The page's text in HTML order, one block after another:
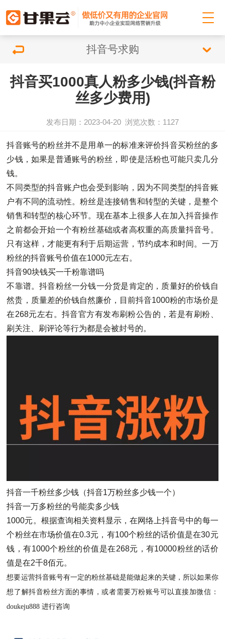
抖音号求购
抖音买1000真人粉多少钱(抖音粉
丝多少费用)
发布日期：2023-04-20 浏览次数： 1127
抖音账号的粉丝并不是用单一的标准来评价抖音买粉丝的多
少钱，如果是普通账号的粉丝，即使是活粉也可能只卖几分
钱。
不同类型的抖音账户也会受到影响，因为不同类型的抖音账
户有不同的流动性。粉丝是连接销售和转型的关键，是整个
销售和转型的核心环节。现在基本上很多人在加入抖音操作
之前都会开始一个有粉丝基础或者高权重的高质量抖音号。
只有这样，才能更有利于后期运营，节约成本和时间。一万
粉丝的抖音账号价值在1000元左右。
抖音90块钱买一千粉靠谱吗
不靠谱。抖音粉丝一分钱一分货是肯定的，质量好的价钱自
然贵，质量差的价钱自然廉价，目前抖音1000粉的市场价是
在268元左右。抖音官方有发布刷粉公告的，若是有刷粉、
刷关注、刷评论等行为都是会被封号的。
抖音一千粉丝多少钱（抖音1万粉丝多少钱一个）
抖音一万多粉丝的号能卖多少钱
1000元。根据查询相关资料显示，在网络上抖音号中的每一
个粉丝在市场价值在0.3元，有100个粉丝的话价值是在30元
钱，有1000个粉丝的价值是在268元，有10000粉丝的话价
值是在2千8佰元。
想要运营抖音账号有一定的粉丝基础是能做起来的关键，所以如果你
想了解抖音粉丝方面的事情，或者需要万粉账号可以直接加微信：
doukeju888 进行咨询